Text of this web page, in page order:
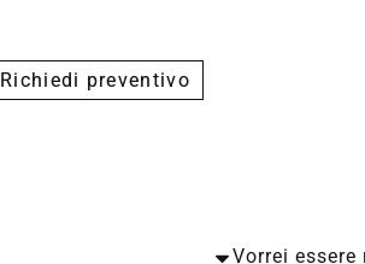
Richiedi preventivo